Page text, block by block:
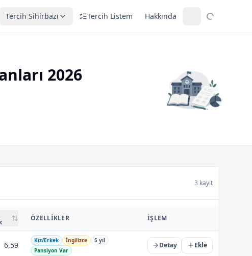
Tercih Sihirbazı Tercih Listem Hakkında
2026
3 kayıt
ÖZELLIKLER İŞLEM
6,59 Kız/Erkek İngilizce
5 yıl
Pansiyon Var
Detay Ekle